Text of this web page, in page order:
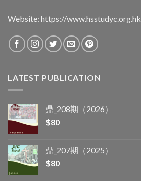
Website: https://www.hsstudyc.org.hk
LATEST PUBLICATION
鼎_208期（2026）
$80
鼎_207期（2025）
$80